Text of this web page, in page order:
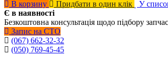
В корзину
Придбати в один клік
У
Є в наявності
Безкоштовна консультація щодо підбору
Запис на СТО
(067) 662-32-32
(050) 769-45-45